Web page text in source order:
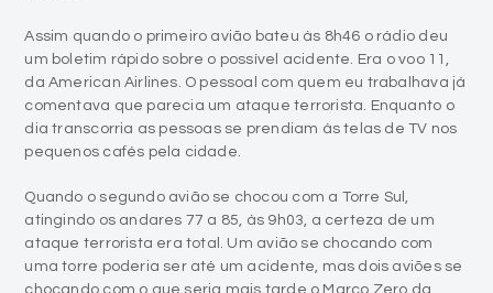
Assim quando o primeiro avião bateu às 8h46 o rádio deu
um boletim rápido sobre o possível acidente. Era o voo 11,
da American Airlines. O pessoal com quem eu trabalhava já
comentava que parecia um ataque terrorista. Enquanto o
dia transcorria as pessoas se prendiam às telas de TV nos
pequenos cafés pela cidade.
Quando o segundo avião se chocou com a Torre Sul,
atingindo os andares 77 a 85, às 9h03, a certeza de um
ataque terrorista era total. Um avião se chocando com
uma torre poderia ser até um acidente, mas dois aviões se
chocando com o que seria mais tarde o Marco Zero da